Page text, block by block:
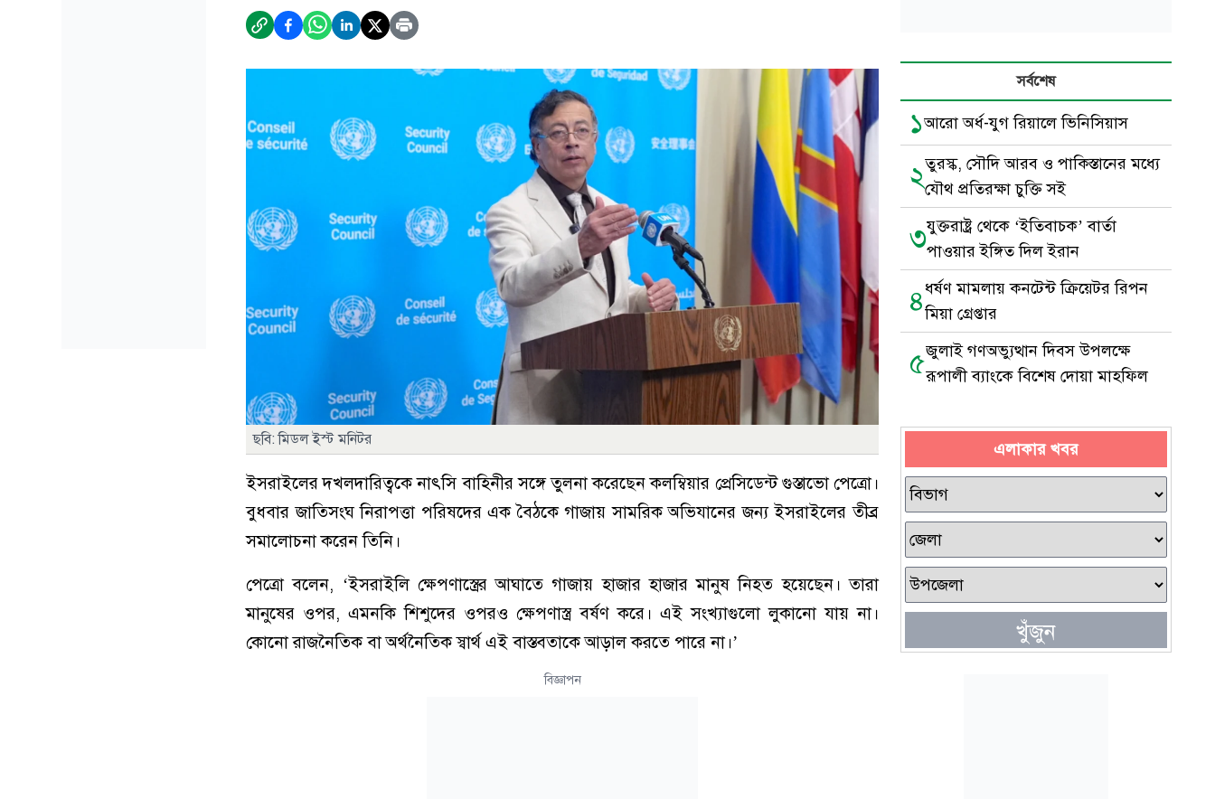
ছবি: মিডল ইস্ট মনিটর
ইসরাইলের দখলদারিত্বকে নাৎসি বাহিনীর সঙ্গে তুলনা করেছেন কলম্বিয়ার প্রেসিডেন্ট গুস্তাভো পেত্রো।
বুধবার জাতিসংঘ নিরাপত্তা পরিষদের এক বৈঠকে গাজায় সামরিক অভিযানের জন্য ইসরাইলের তীব্র
সমালোচনা করেন তিনি।
পেত্রো বলেন, ‘ইসরাইলি ক্ষেপণাস্ত্রের আঘাতে গাজায় হাজার হাজার মানুষ নিহত হয়েছেন। তারা
মানুষের ওপর, এমনকি শিশুদের ওপরও ক্ষেপণাস্ত্র বর্ষণ করে। এই সংখ্যাগুলো লুকানো যায় না।
কোনো রাজনৈতিক বা অর্থনৈতিক স্বার্থ এই বাস্তবতাকে আড়াল করতে পারে না।’
বিজ্ঞাপন
সর্বশেষ
১আরো অর্ধ-যুগ রিয়ালে ভিনিসিয়াস
২তুরস্ক, সৌদি আরব ও পাকিস্তানের মধ্যে
যৌথ প্রতিরক্ষা চুক্তি সই
৩যুক্তরাষ্ট্র থেকে ‘ইতিবাচক’ বার্তা
পাওয়ার ইঙ্গিত দিল ইরান
৪ধর্ষণ মামলায় কনটেন্ট ক্রিয়েটর রিপন
মিয়া গ্রেপ্তার
৫জুলাই গণঅভ্যুত্থান দিবস উপলক্ষে
রূপালী ব্যাংকে বিশেষ দোয়া মাহফিল
এলাকার খবর
খুঁজুন